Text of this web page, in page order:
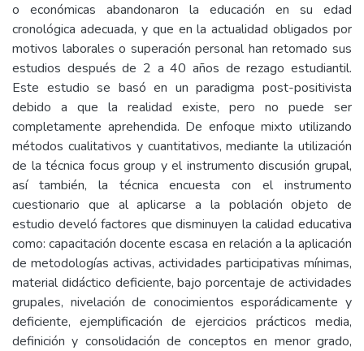
o económicas abandonaron la educación en su edad
cronológica adecuada, y que en la actualidad obligados por
motivos laborales o superación personal han retomado sus
estudios después de 2 a 40 años de rezago estudiantil.
Este estudio se basó en un paradigma post-positivista
debido a que la realidad existe, pero no puede ser
completamente aprehendida. De enfoque mixto utilizando
métodos cualitativos y cuantitativos, mediante la utilización
de la técnica focus group y el instrumento discusión grupal,
así también, la técnica encuesta con el instrumento
cuestionario que al aplicarse a la población objeto de
estudio develó factores que disminuyen la calidad educativa
como: capacitación docente escasa en relación a la aplicación
de metodologías activas, actividades participativas mínimas,
material didáctico deficiente, bajo porcentaje de actividades
grupales, nivelación de conocimientos esporádicamente y
deficiente, ejemplificación de ejercicios prácticos media,
definición y consolidación de conceptos en menor grado,